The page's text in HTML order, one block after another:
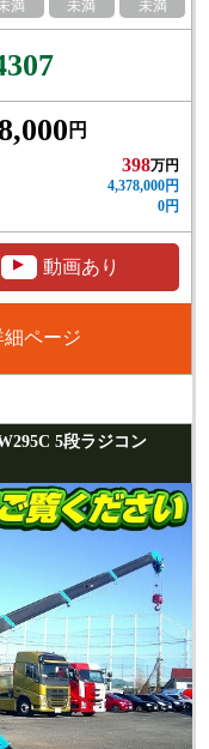
満
未満
未満
円
398万円
4,378,000円
0円
▲ 動画あり
細ページ
5段ラジコン